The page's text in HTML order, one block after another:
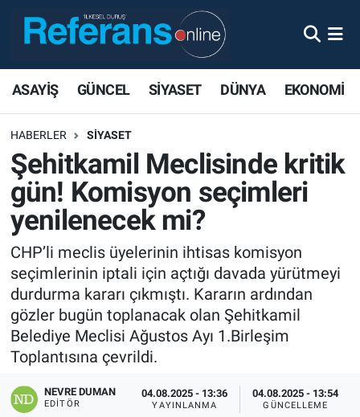
ASAYİŞ GÜNCEL SİYASET DÜNYA EKONOMİ
HABERLER SİYASET
Şehitkamil Meclisinde kritik
gün! Komisyon seçimleri
yenilenecek mi?
CHP’li meclis üyelerinin ihtisas komisyon
seçimlerinin iptali için açtığı davada yürütmeyi
durdurma kararı çıkmıştı. Kararın ardından
gözler bugün toplanacak olan Şehitkamil
Belediye Meclisi Ağustos Ayı 1.Birleşim
Toplantısına çevrildi.
NEVRE DUMAN
EDITÖR
04.08.2025 - 13:36
YAYINLANMA
04.08.2025 - 13:54
GÜNCELLEME